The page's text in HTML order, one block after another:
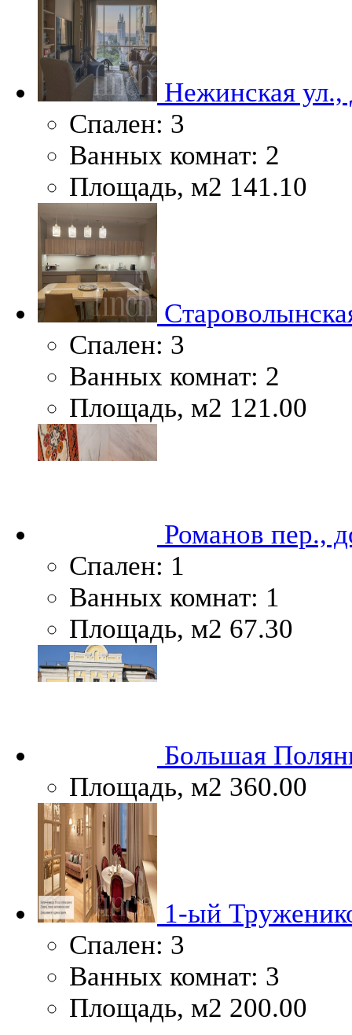
Нежинская ул.,
Спален: 3
Ванных комнат: 2
Площадь, м2 141.10
Спален: 3
Ванных комнат: 2
Площадь, м2 121.00
Романов пер.,
Спален: 1
Ванных комнат: 1
Площадь, м2 67.30
Большая
Площадь, м2 360.00
1-ый
Спален: 3
Ванных комнат: 3
Площадь, м2 200.00